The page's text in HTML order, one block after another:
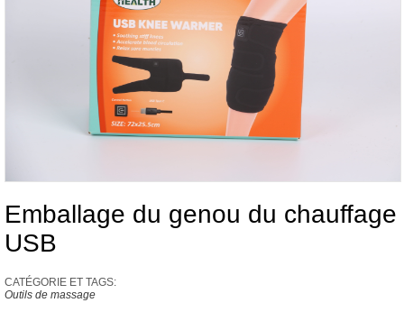
Emballage du genou du chauffage
USB
CATÉGORIE ET ​​TAGS:
Outils de massage